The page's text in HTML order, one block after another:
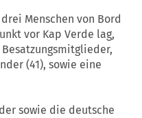
Menschen von Bord
vor Kap Verde lag,
(41), sowie eine
sowie die deutsche